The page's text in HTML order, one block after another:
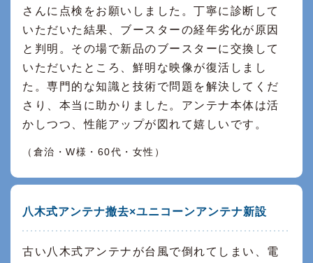
さんに点検をお願いしました。丁寧に診断して
いただいた結果、ブースターの経年劣化が原因
と判明。その場で新品のブースターに交換して
いただいたところ、鮮明な映像が復活しまし
た。専門的な知識と技術で問題を解決してくだ
さり、本当に助かりました。アンテナ本体は活
かしつつ、性能アップが図れて嬉しいです。
（倉治・W様・60代・女性）
八木式アンテナ撤去×ユニコーンアンテナ新設
古い八木式アンテナが台風で倒れてしまい、電